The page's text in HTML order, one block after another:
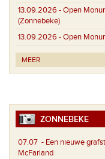
13.09.2026 -Open
(Zonnebeke)
13.09.2026 -Open
MEER
ZONNEBEKE
07.07 - Een nieuwe
McFarland